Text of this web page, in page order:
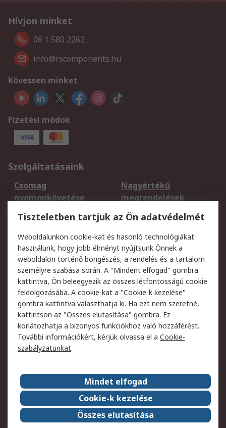
Hívjon minket
06 1 580 2262
info@rscomponents.hu
Kövessen minket
Fizetési módok
Szolgáltatásaink
Csomag
nyomonkövetése
Nagyértékű
megrendelések
Regisztráció
Szállítás
Termékvisszaküldés
Szolgáltatások
Jogi
Adatvédelmi
szabályzat
Az RS értékesítési
feltételei
Cookie szabályzat
Email biztonság
Webhelyre vonatkozó
feltételek
Weboldal felhasználói
szabályzata
Képviseletek
Rólunk
Vállalatcsoport
Karrier
Díjak és elismerések
ESG globális célok
Tiszteletben tartjuk az Ön adatvédelmét
Weboldalunkon cookie-kat és hasonló technológiákat
használunk, hogy jobb élményt nyújtsunk Önnek a
weboldalon történő böngészés, a rendelés és a tartalom
személyre szabása során. A "Mindent elfogad" gombra
kattintva, Ön beleegyezik az összes létfontosságú cookie
feldolgozásába. A cookie-kat a "Cookie-k kezelése"
gombra kattintva választhatja ki. Ha ezt nem szeretné,
kattintson az "Összes elutasítása" gombra. Ez
korlátozhatja a bizonyos funkciókhoz való hozzáférést.
További információkért, kérjük olvassa el a Cookie-
szabályzatunkat.
Mindet elfogad
Cookie-k kezelése
Összes elutasítása